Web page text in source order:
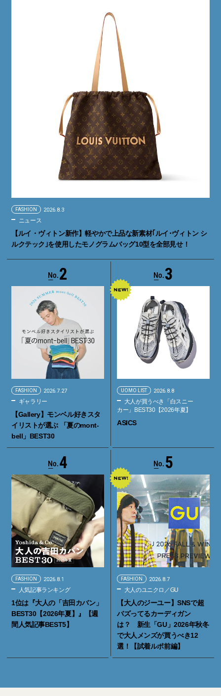
FASHION 2026.8.3
ニュース
【ルイ・ヴィトン新作】軽やかで上品な新素材｢ルイ･ヴィトン シ
ルクテック｣を使用したモノグラムバッグ10型を全部見せ！
2
FASHION 2026.7.27
ギャラリー
【Gallery】モンベル好きスタ
イリストが選ぶ 「夏のmont-
bell」BEST30
3
UOMO LIST 2026.8.8
大人が買うべき「白スニー
カー」BEST30【2026年夏】
ASICS
4
FASHION 2026.8.1
人気記事ランキング
1位は『大人の「吉田カバン」
BEST30【2026年夏】』【週
間人気記事BEST5】
5
FASHION 2026.8.7
大人のユニクロ／GU
【大人のジーユー】SNSで超
バズってるカーディガン
は？ 新生「GU」2026年秋冬
で大人メンズが買うべき12
選！【試着ルポ前編】